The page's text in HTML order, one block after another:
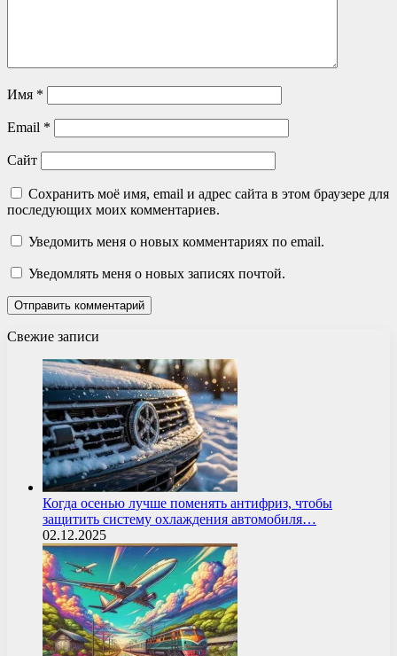
Имя *
Email *
Сайт
Сохранить моё имя, email и адрес сайта в этом браузере для
последующих моих комментариев.
Уведомить меня о новых комментариях по email.
Уведомлять меня о новых записях почтой.
Свежие записи
Когда осенью лучше поменять антифриз, чтобы
защитить систему охлаждения автомобиля…
02.12.2025